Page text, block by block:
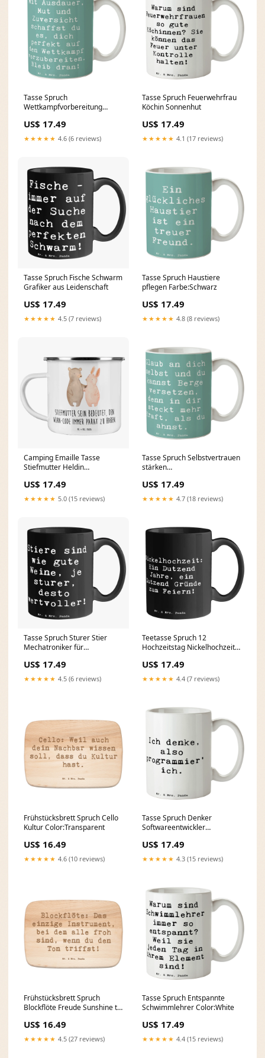
Tasse Spruch
Wettkampfvorbereitung
Color:Lavendeltraum
US$ 17.49
★★★★★ 4.6 (6 reviews)
Tasse Spruch Feuerwehrfrau
Köchin Sonnenhut
US$ 17.49
★★★★★ 4.1 (17 reviews)
Tasse Spruch Fische Schwarm
Grafiker aus Leidenschaft
US$ 17.49
★★★★★ 4.5 (7 reviews)
Tasse Spruch Haustiere
pflegen Farbe:Schwarz
US$ 17.49
★★★★★ 4.8 (8 reviews)
Camping Emaille Tasse
Stiefmutter Heldin
Windlicht
US$ 17.49
★★★★★ 5.0 (15 reviews)
Tasse Spruch Selbstvertrauen
stärken
Herz
US$ 17.49
★★★★★ 4.7 (18 reviews)
Tasse Spruch Sturer Stier
Mechatroniker für
US$ 17.49
★★★★★ 4.5 (6 reviews)
Teetasse Spruch 12
Hochzeitstag Nickelhochzeit
US$ 17.49
★★★★★ 4.4 (7 reviews)
Frühstücksbrett Spruch Cello
Kultur Color:Transparent
US$ 16.49
★★★★★ 4.6 (10 reviews)
Tasse Spruch Denker
Softwareentwickler
US$ 17.49
★★★★★ 4.3 (15 reviews)
Frühstücksbrett Spruch
Blockflöte Freude Sunshine to
US$ 16.49
★★★★★ 4.5 (27 reviews)
Tasse Spruch Entspannte
Schwimmlehrer Color:White
US$ 17.49
★★★★★ 4.4 (15 reviews)